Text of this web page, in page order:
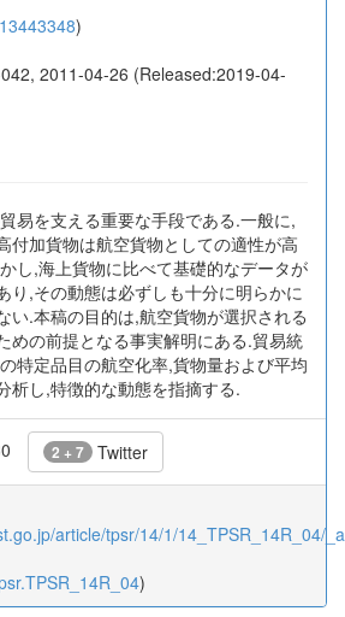
)
2011-04-26 (Released:2019-04-
易を支える重要な手段である.一般に,
付加貨物は航空貨物としての適性が高
し,海上貨物に比べて基礎的なデータが
り,その動態は必ずしも十分に明らかに
い.本稿の目的は,航空貨物が選択される
めの前提となる事実解明にある.貿易統
特定品目の航空化率,貨物量および平均
析し,特徴的な動態を指摘する.
2 + 7 Twitter
article/tpsr/14/1/14_TPSR_14R_04/
)